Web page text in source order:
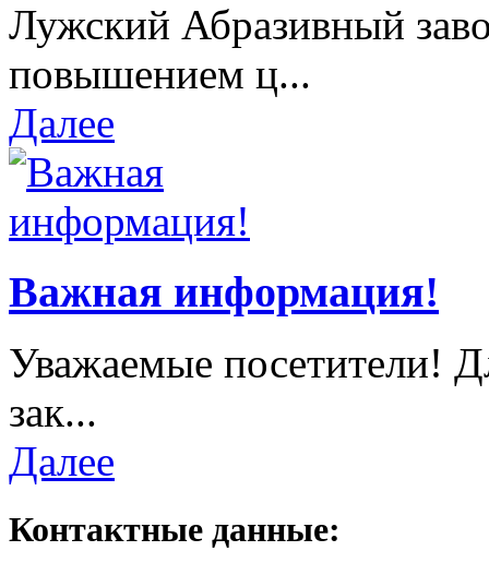
Лужский Абразивный
повышением ц...
Далее
Важная информация!
Уважаемые посетители!
зак...
Далее
Контактные данные: